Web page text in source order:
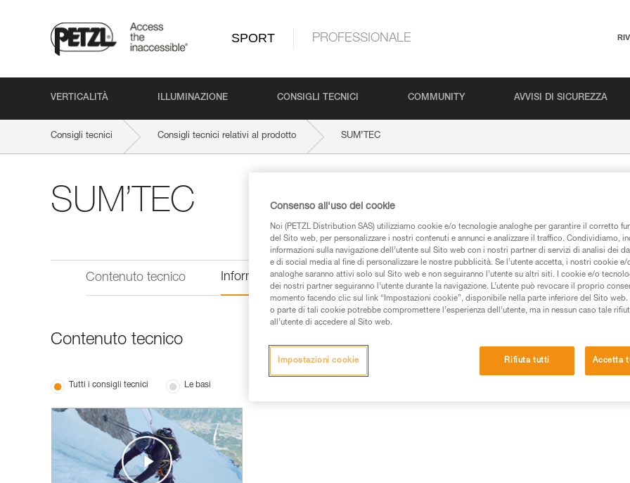
SPORT PROFESSIONALE
VERTICALITÀ ILLUMINAZIONE CONSIGLI TECNICI COMMUNITY AVVISI DI SICUREZZA
Consigli tecnici Consigli tecnici relativi al prodotto SUM’TEC
SUM’TEC
Contenuto tecnico Informazioni tecniche
Contenuto tecnico
Tutti i consigli tecnici Le basi
Consenso all'uso dei cookie
Noi (PETZL Distribution SAS) utilizziamo cookie e/o tecnologie analoghe per garantire il corretto
del Sito web, per personalizzare i nostri contenuti e annunci e analizzare il traffico. Condividiamo,
informazioni sulla navigazione dell’utente sul Sito web con i nostri partner di servizi di analisi dei
e di social media al fine di personalizzare le nostre pubblicità. Se l’utente accetta, i nostri cookie
analoghe saranno attivi solo sul Sito web e non seguiranno l’utente su altri siti. I cookie e/o
dei nostri partner seguiranno l’utente durante la navigazione. L’utente può revocare il proprio
momento facendo clic sul link “Impostazioni cookie”, disponibile nella parte inferiore del Sito
o parte di tali cookie potrebbe compromettere l’esperienza dell’utente, ma in nessun caso tale
all’utente di accedere al Sito web.
Rifiuta tutti Accetta
Impostazioni cookie